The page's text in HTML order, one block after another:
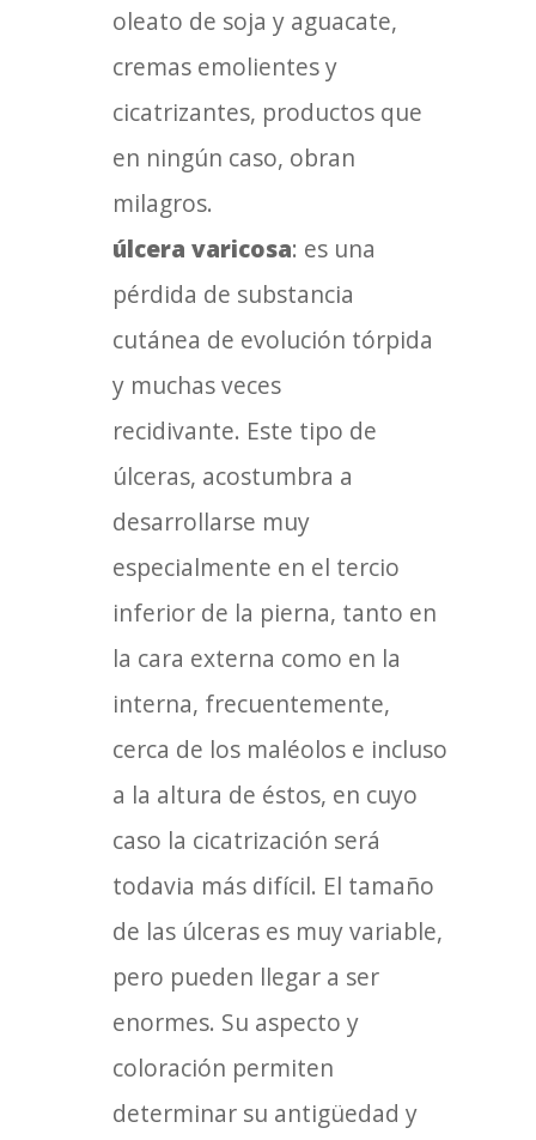
oleato de soja y aguacate,
cremas emolientes y
cicatrizantes, productos que
en ningún caso, obran
milagros.
úlcera varicosa: es una
pérdida de substancia
cutánea de evolución tórpida
y muchas veces
recidivante. Este tipo de
úlceras, acostumbra a
desarrollarse muy
especialmente en el tercio
inferior de la pierna, tanto en
la cara externa como en la
interna, frecuentemente,
cerca de los maléolos e incluso
a la altura de éstos, en cuyo
caso la cicatrización será
todavia más difícil. El tamaño
de las úlceras es muy variable,
pero pueden llegar a ser
enormes. Su aspecto y
coloración permiten
determinar su antigüedad y